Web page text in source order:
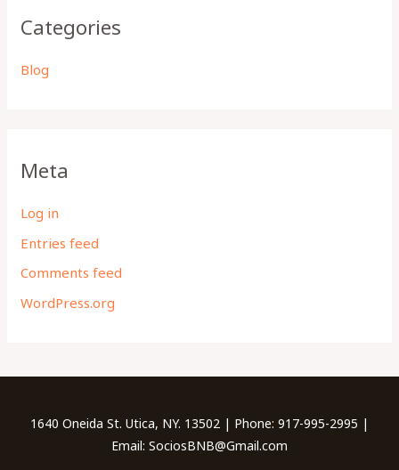
Categories
Blog
Meta
Log in
Entries feed
Comments feed
WordPress.org
1640 Oneida St. Utica, NY. 13502 | Phone: 917-995-2995 |
Email: SociosBNB@Gmail.com